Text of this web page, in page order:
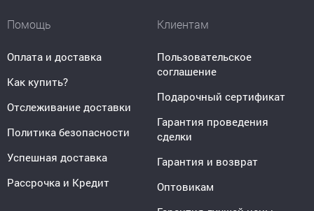
Помощь
Оплата и доставка
Как купить?
Отслеживание доставки
Политика безопасности
Успешная доставка
Рассрочка и Кредит
Клиентам
Пользовательское
соглашение
Подарочный сертификат
Гарантия проведения
сделки
Гарантия и возврат
Оптовикам